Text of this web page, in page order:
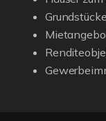
Grundstücke